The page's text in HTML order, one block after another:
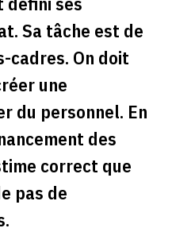
Sa tâche est de
cadres. On doit
une
du personnel. En
des
correct que
pas de